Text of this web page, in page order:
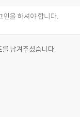
남겨주셨습니다.